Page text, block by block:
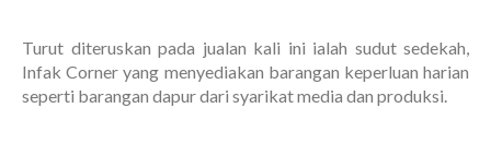
Turut diteruskan pada jualan kali ini ialah sudut sedekah,
Infak Corner yang menyediakan barangan keperluan harian
seperti barangan dapur dari syarikat media dan produksi.